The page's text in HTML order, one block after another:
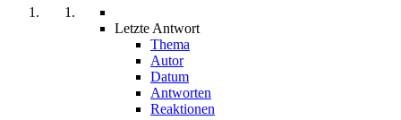
Letzte Antwort
Thema
Autor
Datum
Antworten
Reaktionen